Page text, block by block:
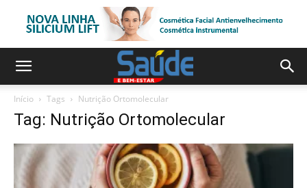
Início Tags Nutrição Ortomolecular
Tag: Nutrição Ortomolecular